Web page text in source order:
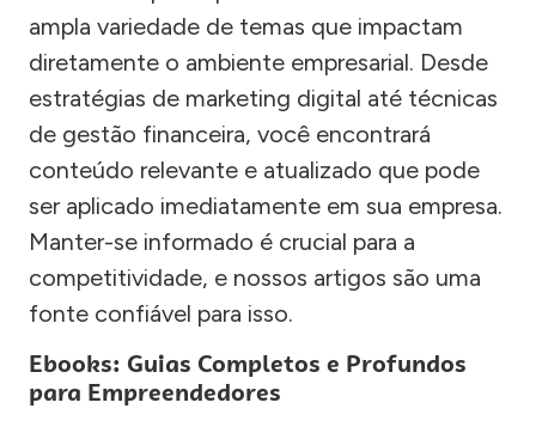
ampla variedade de temas que impactam
diretamente o ambiente empresarial. Desde
estratégias de marketing digital até técnicas
de gestão financeira, você encontrará
conteúdo relevante e atualizado que pode
ser aplicado imediatamente em sua empresa.
Manter-se informado é crucial para a
competitividade, e nossos artigos são uma
fonte confiável para isso.
Ebooks: Guias Completos e Profundos
para Empreendedores